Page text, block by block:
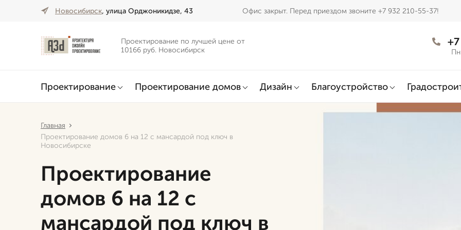
Новосибирск, улица Орджоникидзе, 43 Офис закрыт. Перед приездом звоните +7 932 210-55-37!
Проектирование по лучшей цене от
10166 руб. Новосибирск
Проектирование Проектирование домов Дизайн Благоустройство
Главная
Проектирование домов 6 на 12 с мансардой под ключ в
Новосибирске
Проектирование
домов 6 на 12 с
мансардой под ключ в